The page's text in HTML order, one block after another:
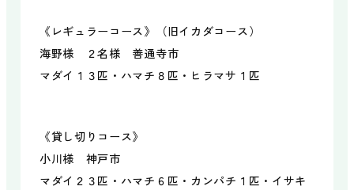
《レギュラーコース》（旧イカダコース）
海野様 ２名様 善通寺市
マダイ１３匹・ハマチ８匹・ヒラマサ１匹
《貸し切りコース》
小川様 神戸市
マダイ２３匹・ハマチ６匹・カンパチ１匹・イサキ